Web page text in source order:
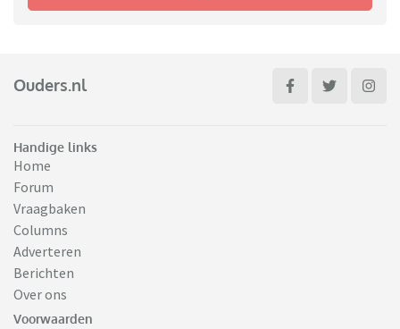
Ouders.nl
Handige links
Home
Forum
Vraagbaken
Columns
Adverteren
Berichten
Over ons
Voorwaarden